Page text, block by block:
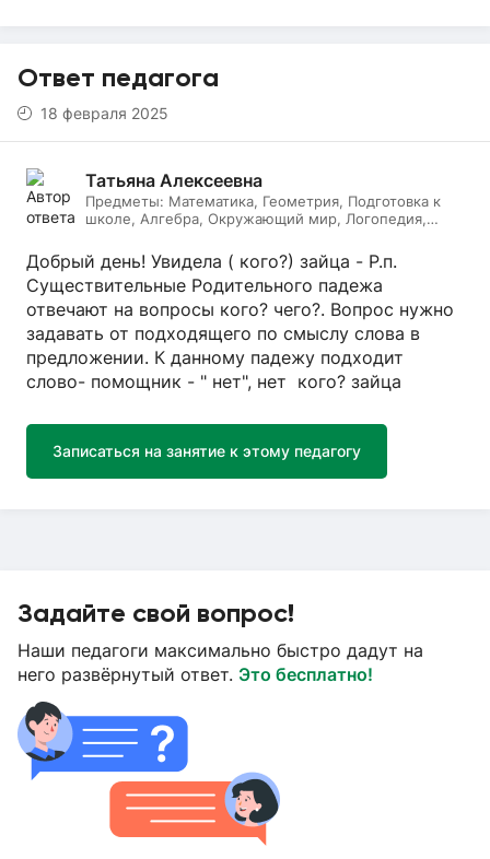
Ответ педагога
18 февраля 2025
Татьяна Алексеевна
Предметы: Математика, Геометрия, Подготовка к
школе, Алгебра, Окружающий мир, Логопедия,
чтение, Русский язык
Добрый день! Увидела ( кого?) зайца - Р.п.
Существительные Родительного падежа
отвечают на вопросы кого? чего?. Вопрос нужно
задавать от подходящего по смыслу слова в
предложении. К данному падежу подходит
слово- помощник - " нет", нет кого? зайца
Записаться на занятие к этому педагогу
Задайте свой вопрос!
Наши педагоги максимально быстро дадут на
него развёрнутый ответ. Это бесплатно!